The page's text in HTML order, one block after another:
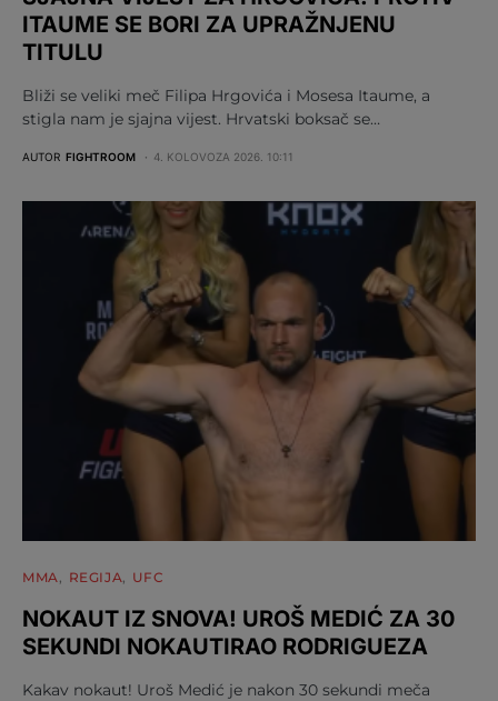
ITAUME SE BORI ZA UPRAŽNJENU
TITULU
Bliži se veliki meč Filipa Hrgovića i Mosesa Itaume, a
stigla nam je sjajna vijest. Hrvatski boksač se…
AUTOR FIGHTROOM 4. KOLOVOZA 2026. 10:11
MMA REGIJA UFC
NOKAUT IZ SNOVA! UROŠ MEDIĆ ZA 30
SEKUNDI NOKAUTIRAO RODRIGUEZA
Kakav nokaut! Uroš Medić je nakon 30 sekundi meča